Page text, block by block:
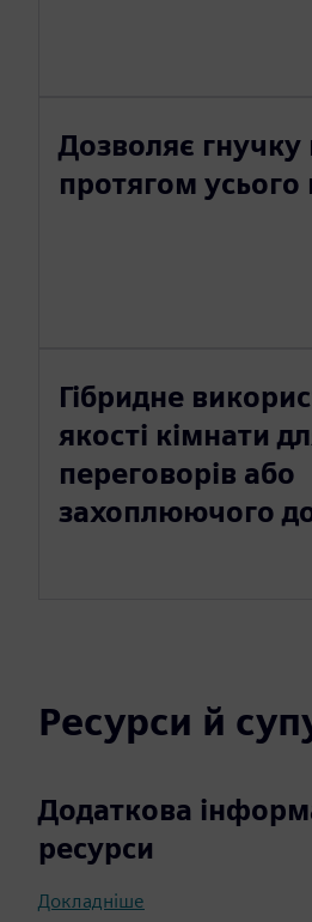
Дозволяє гнучку
протягом усього
Гібридне
якості кімнати
переговорів або
захоплюючого
Ресурси й
Додаткова
ресурси
Докладніше